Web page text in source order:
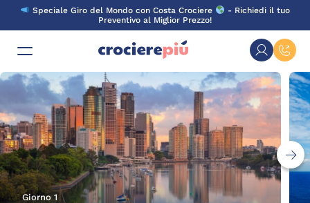
Skip
content
Speciale Giro del Mondo con Costa Crociere
- Richiedi il tuo
Preventivo al Miglior Prezzo!
Giorno 1